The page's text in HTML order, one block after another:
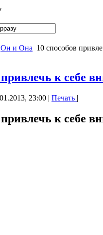
Он и Она 10 способов
привлечь к себе
23:00 | Печать |
привлечь к себе